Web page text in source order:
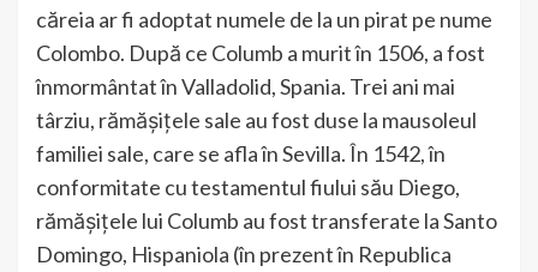
căreia ar fi adoptat numele de la un pirat pe nume
Colombo. După ce Columb a murit în 1506, a fost
înmormântat în Valladolid, Spania. Trei ani mai
târziu, rămășițele sale au fost duse la mausoleul
familiei sale, care se afla în Sevilla. În 1542, în
conformitate cu testamentul fiului său Diego,
rămășițele lui Columb au fost transferate la Santo
Domingo, Hispaniola (în prezent în Republica